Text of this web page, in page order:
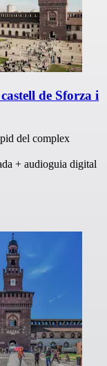
de Sforza i
del complex
+ audioguia digital